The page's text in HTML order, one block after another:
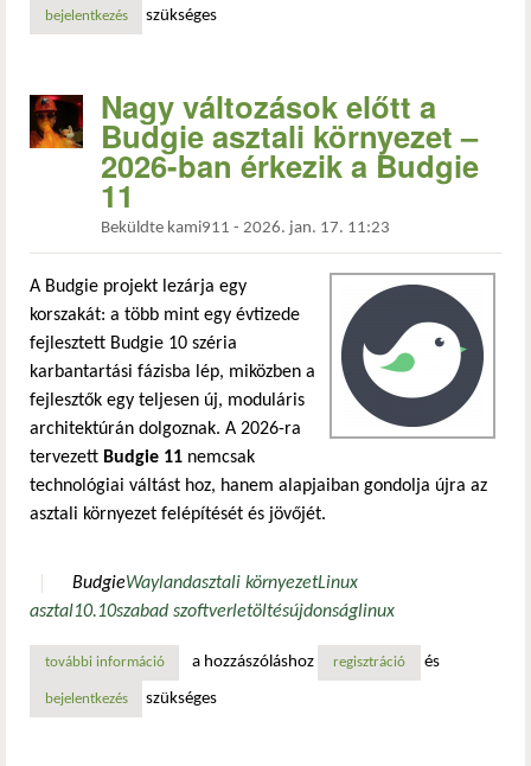
bejelentkezés szükséges
Nagy változások előtt a
Budgie asztali környezet –
2026-ban érkezik a Budgie
11
Beküldte kami911 - 2026. jan. 17. 11:23
A Budgie projekt lezárja egy
korszakát: a több mint egy évtizede
fejlesztett Budgie 10 széria
karbantartási fázisba lép, miközben a
fejlesztők egy teljesen új, moduláris
architektúrán dolgoznak. A 2026-ra
tervezett Budgie 11 nemcsak
technológiai váltást hoz, hanem alapjaiban gondolja újra az
asztali környezet felépítését és jövőjét.
BudgieWaylandasztali környezetLinux
asztal10.10szabad szoftverletöltésújdonságlinux
további információnagy változások előtt a budgie asztali környezet – 2026-
a hozzászóláshoz regisztráció és
bejelentkezés szükséges